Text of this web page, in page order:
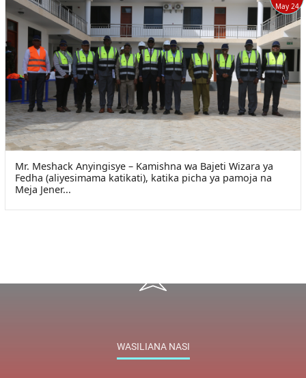
May 24
Mr. Meshack Anyingisye – Kamishna wa Bajeti Wizara ya
Fedha (aliyesimama katikati), katika picha ya pamoja na
Meja Jener...
WASILIANA NASI